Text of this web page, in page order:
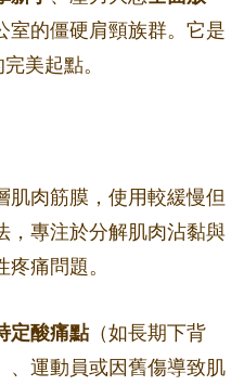
室的僵硬肩頸族群。它是
美起點。
肌肉筋膜，使用較緩慢但
，專注於分解肌肉沾黏與
痛問題。
定酸痛點（如長期下背
、運動員或因舊傷導致肌